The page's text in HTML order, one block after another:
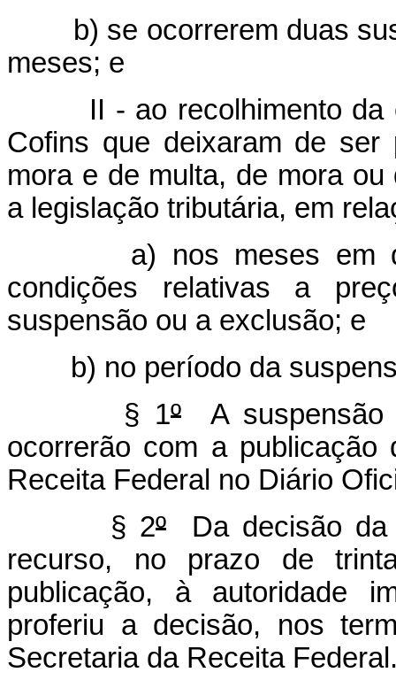
b) se ocorrerem duas
meses; e
II - ao recolhimento
Cofins que deixaram de
mora e de multa, de mora
a legislação tributária, em
a) nos meses em
condições relativas a
suspensão ou a exclusão; e
b) no período da
§ 1º A suspensão
ocorrerão com a
Receita Federal no Diário
§ 2º Da decisão da
recurso, no prazo de
publicação, à autoridade
proferiu a decisão, nos
Secretaria da Receita